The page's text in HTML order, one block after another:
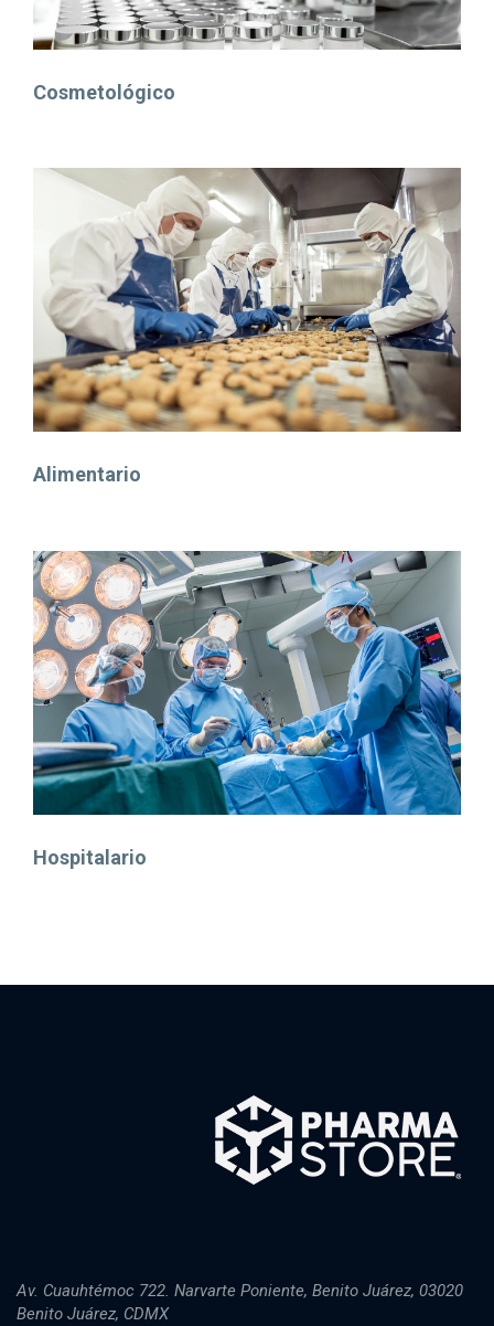
Cosmetológico
Alimentario
Hospitalario
Av. Cuauhtémoc 722. Narvarte Poniente, Benito Juárez, 03020
Benito Juárez, CDMX